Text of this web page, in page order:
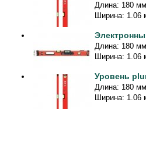
Длина: 180
Ширина: 1.06
Длина: 180
Ширина: 1.06
Уровень
Длина: 180
Ширина: 1.06